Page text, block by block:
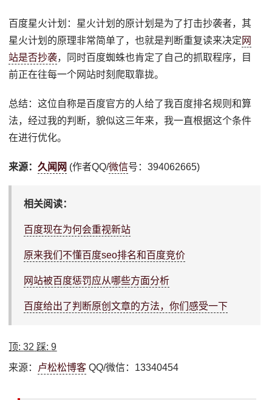
百度星火计划：星火计划的原计划是为了打击抄袭者，其
星火计划的原理非常简单了，也就是判断重复读来决定 网
站是否抄袭，同时百度蜘蛛也肯定了自己的抓取程序，目
前正在往每一个网站时刻爬取靠拢。
总结：这位自称是百度官方的人给了我百度排名规则和算
法，经过我的判断，貌似这三年来，我一直根据这个条件
在进行优化。
来源：久闻网 (作者QQ/微信号：394062665)
相关阅读：
百度现在为何会重视新站
原来我们不懂百度seo排名和百度竞价
网站被百度惩罚应从哪些方面分析
百度给出了判断原创文章的方法，你们感受一下
顶:32 踩:9
来源： 卢松松博客 QQ/微信：13340454